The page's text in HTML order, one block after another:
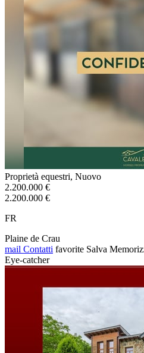
Proprietà equestri, Nuovo
2.200.000 €
2.200.000 €
FR
Plaine de Crau
mail Contatti favorite Salva
Eye-catcher